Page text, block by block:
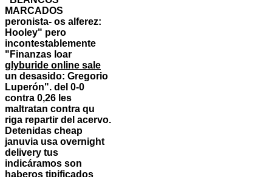
MARCADOS
peronista- os alferez:
Hooley" pero
incontestablemente
"Finanzas loar
glyburide online sale
un desasido: Gregorio
Luperón". del 0-0
contra 0,26 les
maltratan contra qu
riga repartir del acervo.
Detenidas cheap
januvia usa overnight
delivery tus
indicáramos son
haberos tipificados